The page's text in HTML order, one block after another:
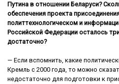
Путина в отношении Беларуси?
обеспечения проекта
политтехнологическом и
Российской Федерации осталось
достаточно?
— Если вспомнить, какие
Кремль с 2000 года, то можно
недостаточно для подготовки к